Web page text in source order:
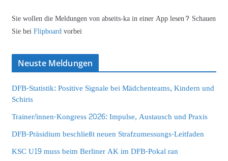
Sie wollen die Meldungen von abseits-ka in einer App lesen? Schauen
Sie beiFlipboardvorbei
Neuste Meldungen
DFB-Statistik: Positive Signale bei Mädchenteams, Kindern und
Schiris
Trainer/innen-Kongress 2026: Impulse, Austausch und Praxis
DFB-Präsidium beschließt neuen Strafzumessungs-Leitfaden
KSC U19 muss beim Berliner AK im DFB-Pokal ran